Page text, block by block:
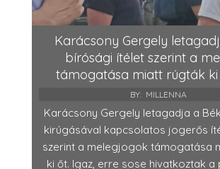
Karácsony Gergely
bírósági ítélet szerint a
támogatása miatt rúgták ki
BY: MILLENNA
Karácsony Gergely letagadja a
kirúgásával kapcsolatos jogerős
szerint a melegjogok támogatása
ki őt. Igaz, erre sose hivatkoztak a